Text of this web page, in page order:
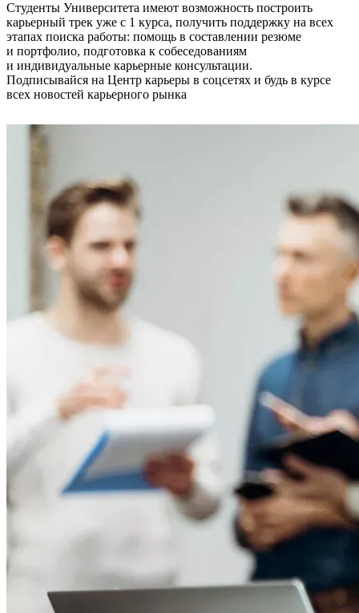
Студенты Университета имеют возможность построить
карьерный трек уже с 1 курса, получить поддержку на всех
этапах поиска работы: помощь в составлении резюме
и портфолио, подготовка к собеседованиям
и индивидуальные карьерные консультации.
Подписывайся на Центр карьеры в соцсетях и будь в курсе
всех новостей карьерного рынка